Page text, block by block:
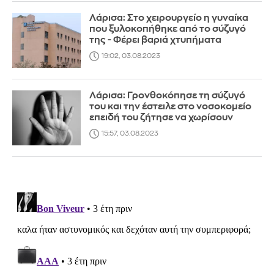
Λάρισα: Στο χειρουργείο η γυναίκα
που ξυλοκοπήθηκε από το σύζυγό
της - Φέρει βαριά χτυπήματα
19:02, 03.08.2023
Λάρισα: Γρονθοκόπησε τη σύζυγό
του και την έστειλε στο νοσοκομείο
επειδή του ζήτησε να χωρίσουν
15:57, 03.08.2023